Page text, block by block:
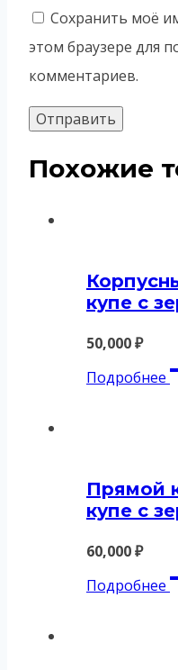
Сохранить моё
этом браузере для
комментариев.
Похожие
купе с
50,000₽
Подробнее
Прямой
купе с
60,000₽
Подробнее